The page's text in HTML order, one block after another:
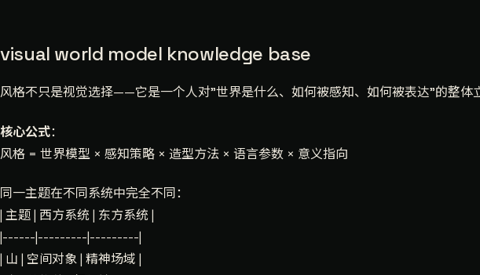
visual world model knowledge base
风格不只是视觉选择——它是一个人对"世界是什么、如何被感知、如何被表达"的整体
核心公式：
风格 = 世界模型 × 感知策略 × 造型方法 × 语言参数 × 意义指向
同一主题在不同系统中完全不同：
| 主题 | 西方系统 | 东方系统 |
|------|---------|---------|
| 山 | 空间对象 | 精神场域 |